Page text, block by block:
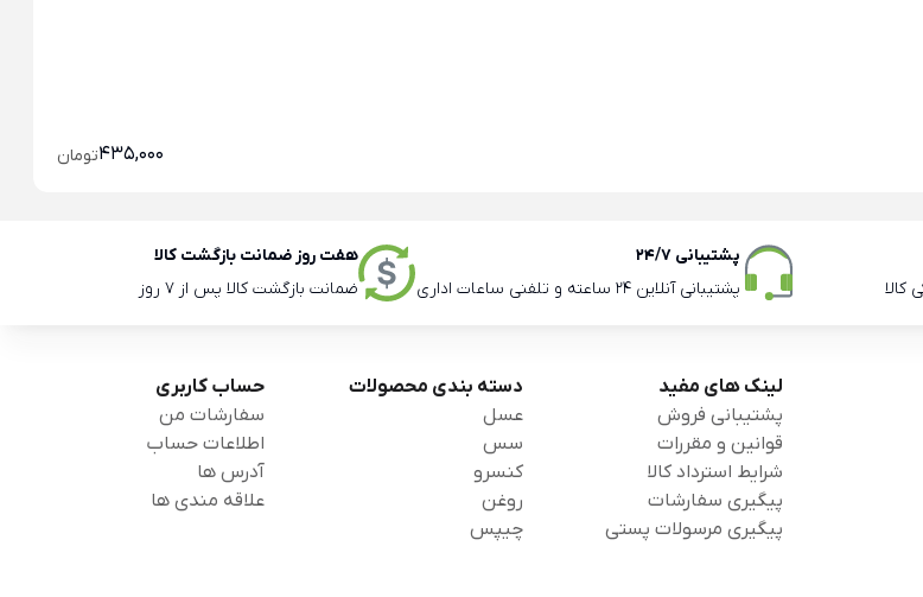
435,000تومان
کالا
پشتیبانی 24/7
پشتیبانی آنلاین 24 ساعته و تلفنی ساعات اداری
هفت روز ضمانت بازگشت کالا
ضمانت بازگشت کالا پس از 7 روز
لینک های مفید
پشتیبانی فروش
قوانین و مقررات
شرایط استرداد کالا
پیگیری سفارشات
پیگیری مرسولات پستی
دسته بندی محصولات
عسل
سس
کنسرو
روغن
چیپس
حساب کاربری
سفارشات من
اطلاعات حساب
آدرس ها
علاقه مندی ها